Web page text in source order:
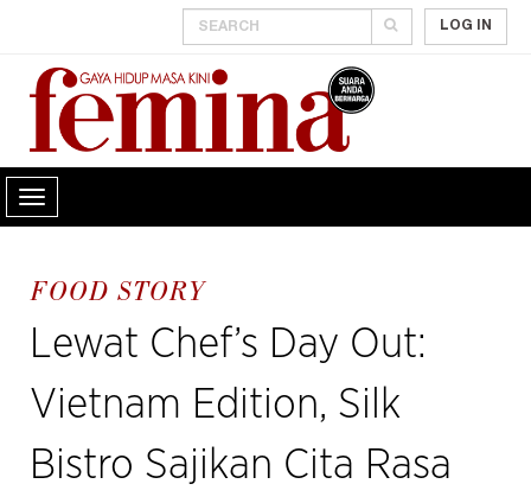
LOG IN
FOOD STORY
Lewat Chef’s Day Out:
Vietnam Edition, Silk
Bistro Sajikan Cita Rasa